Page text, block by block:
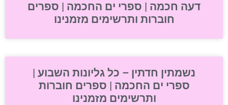
דעה חכמה | ספרי ים החכמה | ספרים
חוברות ותרשימים מזמנינו
נשמתין חדתין – כל גליונות השבוע |
ספרי ים החכמה | ספרים חוברות
ותרשימים מזמנינו